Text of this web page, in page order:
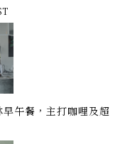
午餐，主打咖哩及超